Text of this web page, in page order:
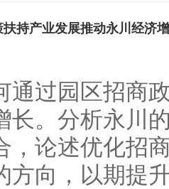
持产业发展推动永川经济
通过园区招商
长。分析永川
，论述优化招
方向，以期提